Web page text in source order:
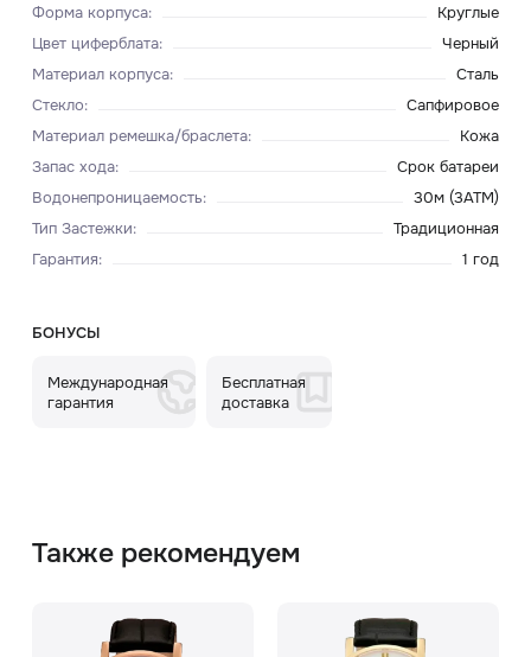
Форма корпуса:
Круглые
Цвет циферблата:
Черный
Материал корпуса:
Сталь
Стекло:
Сапфировое
Материал ремешка/браслета:
Кожа
Запас хода:
Срок батареи
Водонепроницаемость:
30м (3ATM)
Тип Застежки:
Традиционная
Гарантия: 1 год
БОНУСЫ
Международная
гарантия
Бесплатная
доставка
Также рекомендуем